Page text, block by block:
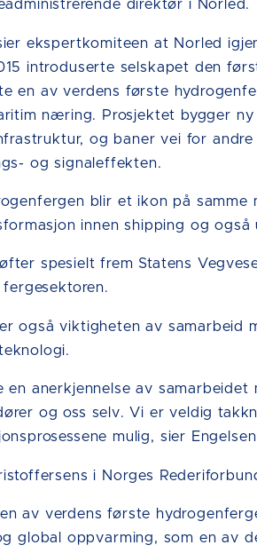
direktør i Norled.
ekspertkomiteen at Norled
introduserte selskapet den
en av verdens første
næring. Prosjektet bygger
og baner vei for
og signaleffekten.
blir et ikon på
innen shipping og
spesielt frem Statens
også viktigheten av samarbeid
anerkjennelse av samarbeidet
og oss selv. Vi er veldig
mulig, sier
i Norges
av verdens første
global oppvarming, som en av